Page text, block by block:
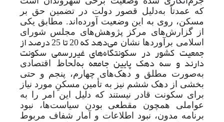
که عمدتاً بهدلیل قصور دولت در تضمین حق بر
مسکن، روی به این وضعیت آورده‌اند. مطابق یکی
از گزارش‌های مرکز پژوهش‌های مجلس شورای
اسلامی برآوردها نشان
می‌دهد که 20 تا 25 درصد از
جمعیت کشور در سکونتگاه‌های غیررسمی سکونت
دارند و سه دهک پایین جامعه بهلحاظ اقتصادی
بهصورت مطلق و دهک‌های چهارم، پنجم و حتی
بخشی از دهک ششم نیز به تأمین مسکنِ مورد نیاز
برای سکونت قادر نیستند که دلیل این امر را به
عواملی همچون مقطعی بودن سیاست‌ها، نبود
برنامه مدون، نبود اطلاعات و آمار شفاف مربوط